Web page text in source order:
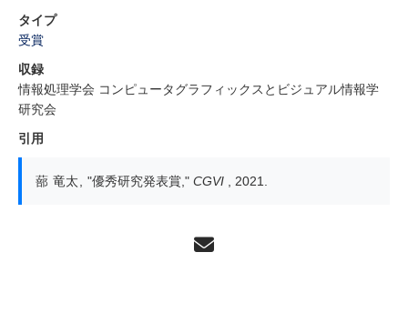
タイプ
受賞
収録
情報処理学会 コンピュータグラフィックスとビジュアル情報学
研究会
引用
蔀 竜太 "優秀研究発表賞," CGVI, 2021.